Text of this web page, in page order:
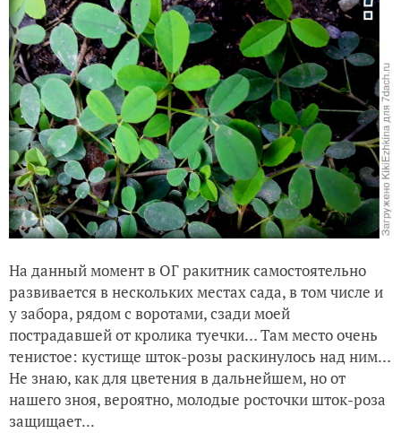
На данный момент в ОГ ракитник самостоятельно
развивается в нескольких местах сада, в том числе и
у забора, рядом с воротами, сзади моей
пострадавшей от кролика туечки… Там место очень
тенистое: кустище шток-розы раскинулось над ним…
Не знаю, как для цветения в дальнейшем, но от
нашего зноя, вероятно, молодые росточки шток-роза
защищает...